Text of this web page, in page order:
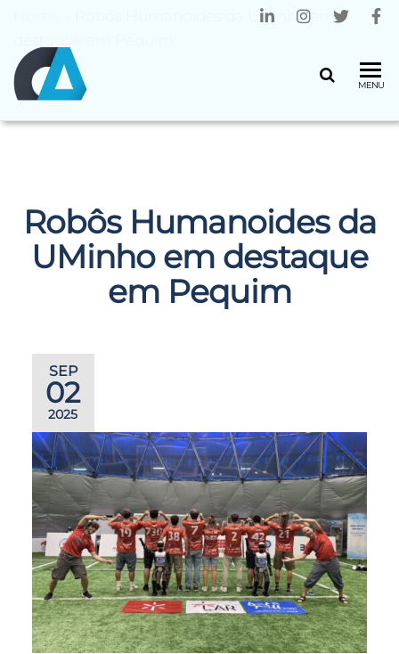
MENU
Robôs Humanoides da UMinho em
Robôs Humanoides da
UMinho em destaque
em Pequim
SEP
02
2025